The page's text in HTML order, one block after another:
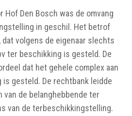
Hof Den Bosch was de omvang
in geschil. Het betrof
dat volgens de eigenaar slechts
ter beschikking is gesteld. De
dat het gehele complex aan
gesteld. De rechtbank leidde
van de belanghebbende ter
van de terbeschikkingstelling.